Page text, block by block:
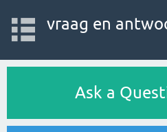
vraag en
Ask a